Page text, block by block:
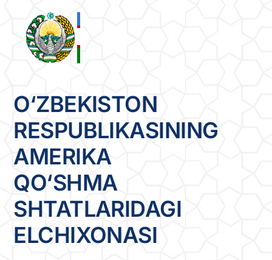
content
O‘ZBEKISTON
RESPUBLIKASINING
AMERIKA
QO‘SHMA
SHTATLARIDAGI
ELCHIXONASI